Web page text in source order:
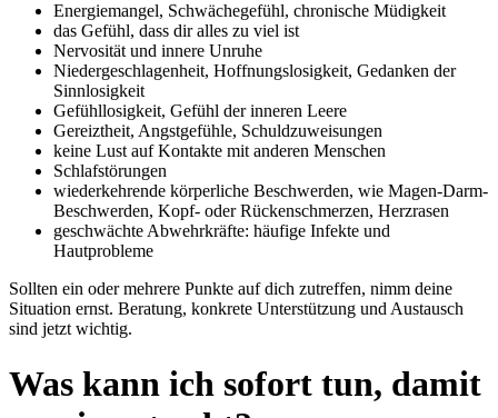
Energiemangel, Schwächegefühl, chronische Müdigkeit
das Gefühl, dass dir alles zu viel ist
Nervosität und innere Unruhe
Niedergeschlagenheit, Hoffnungslosigkeit, Gedanken der
Sinnlosigkeit
Gefühllosigkeit, Gefühl der inneren Leere
Gereiztheit, Angstgefühle, Schuldzuweisungen
keine Lust auf Kontakte mit anderen Menschen
Schlafstörungen
wiederkehrende körperliche Beschwerden, wie Magen-Darm-
Beschwerden, Kopf- oder Rückenschmerzen, Herzrasen
geschwächte Abwehrkräfte: häufige Infekte und
Hautprobleme
Sollten ein oder mehrere Punkte auf dich zutreffen, nimm deine
Situation ernst. Beratung, konkrete Unterstützung und Austausch
sind jetzt wichtig.
Was kann ich sofort tun, damit